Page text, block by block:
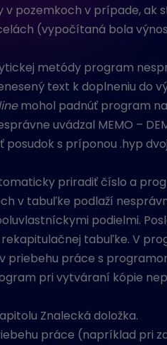
pozemkoch v prípade,
(vypočítaná bola
metódy program
text k doplneniu do
mohol padnúť program
uvádzal MEMO –
s príponou .hyp
priradiť číslo a
v tabuľke podlaží
podielmi.
tabuľke. V
priebehu práce s
pri vytváraní kópie
Znalecká doložka.
práce (napríklad pri